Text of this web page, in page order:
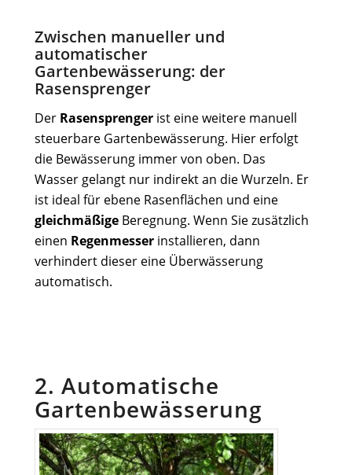
Zwischen manueller und
automatischer
Gartenbewässerung: der
Rasensprenger
Der Rasensprengerist eine weitere manuell
steuerbare Gartenbewässerung. Hier erfolgt
die Bewässerung immer von oben. Das
Wasser gelangt nur indirekt an die Wurzeln. Er
ist ideal für ebene Rasenflächen und eine
gleichmäßigeBeregnung. Wenn Sie zusätzlich
einen Regenmesserinstallieren, dann
verhindert dieser eine Überwässerung
automatisch.
2. Automatische
Gartenbewässerung